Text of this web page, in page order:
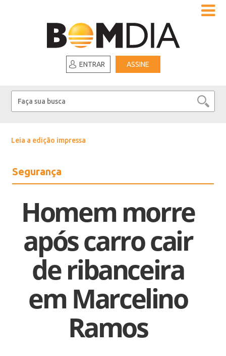
ENTRAR ASSINE
Leia a edição impressa
Segurança
Homem morre
após carro cair
de ribanceira
em Marcelino
Ramos